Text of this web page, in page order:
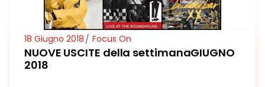
18 Giugno 2018 Focus On
NUOVE USCITE della settimanaGIUGNO
2018